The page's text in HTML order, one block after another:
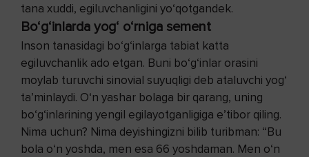
tana xuddi, egiluvchanligini yo‘qotgandek.
Bo‘g‘inlarda yog‘ o‘rniga sement
Inson tanasidagi bo‘g‘inlarga tabiat katta
egiluvchanlik ado etgan. Buni bo‘g‘inlar orasini
moylab turuvchi sinovial suyuqligi deb ataluvchi yog‘
ta’minlaydi. O‘n yashar bolaga bir qarang, uning
bo‘g‘inlarining yengil egilayotganligiga e’tibor qiling.
Nima uchun? Nima deyishingizni bilib turibman: “Bu
bola o‘n yoshda, men esa 66 yoshdaman. Men o‘n